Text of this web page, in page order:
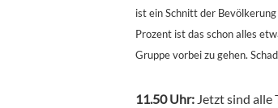
ist ein Schnitt der
Prozent ist das schon alles
Gruppe vorbei zu gehen.
11.50 Uhr: Jetzt sind alle